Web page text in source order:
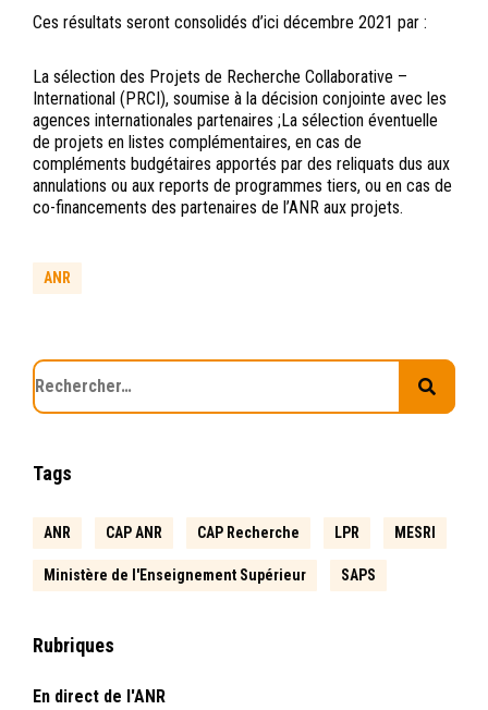
Ces résultats seront consolidés d’ici décembre 2021 par :
La sélection des Projets de Recherche Collaborative –
International (PRCI), soumise à la décision conjointe avec les
agences internationales partenaires ;La sélection éventuelle
de projets en listes complémentaires, en cas de
compléments budgétaires apportés par des reliquats dus aux
annulations ou aux reports de programmes tiers, ou en cas de
co-financements des partenaires de l’ANR aux projets.
ANR
Tags
ANR CAP ANR CAP Recherche LPR MESRI
Ministère de l'Enseignement Supérieur SAPS
Rubriques
En direct de l'ANR